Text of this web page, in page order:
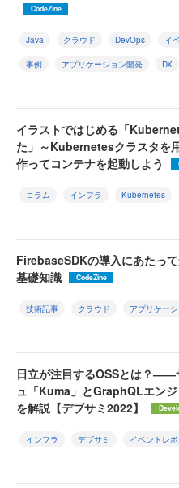
CodeZine
Java クラウド DevOps イ
事例 アプリケーション開発 DX
イラストではじめる「
た」～Kubernetesクラスタを
作ってコンテナを起動しよう
コラム インフラ Kubernetes
FirebaseSDKの導入にあたっ
基礎知識
CodeZine
技術記事 クラウド アプリケー
日立が注目するOSSとは？――
ュ「Kuma」とGraphQLエンジ
を解説【デブサミ2022】
インフラ デブサミ イベントレ